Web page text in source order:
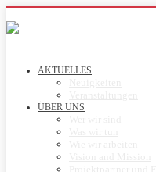
AKTUELLES
ÜBER UNS